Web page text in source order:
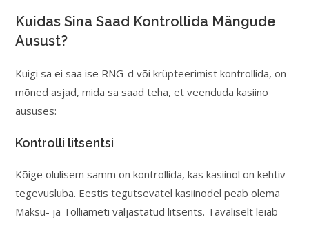
Kuidas Sina Saad Kontrollida Mängude
Ausust?
Kuigi sa ei saa ise RNG-d või krüpteerimist kontrollida, on
mõned asjad, mida sa saad teha, et veenduda kasiino
aususes:
Kontrolli litsentsi
Kõige olulisem samm on kontrollida, kas kasiinol on kehtiv
tegevusluba. Eestis tegutsevatel kasiinodel peab olema
Maksu- ja Tolliameti väljastatud litsents. Tavaliselt leiab